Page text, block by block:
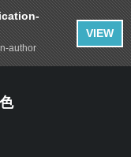
author
VIEW